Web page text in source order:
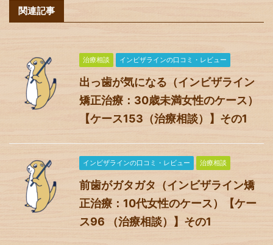
関連記事
治療相談 インビザラインの口コミ・レビュー
出っ歯が気になる（インビザライン
矯正治療：30歳未満女性のケース）
【ケース153（治療相談）】その1
インビザラインの口コミ・レビュー 治療相談
前歯がガタガタ（インビザライン矯
正治療：10代女性のケース）【ケー
ス96 （治療相談）】その1